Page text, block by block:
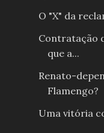
O "X" da
Contratação
que a...
Renato-
Flamengo?
Uma vitória